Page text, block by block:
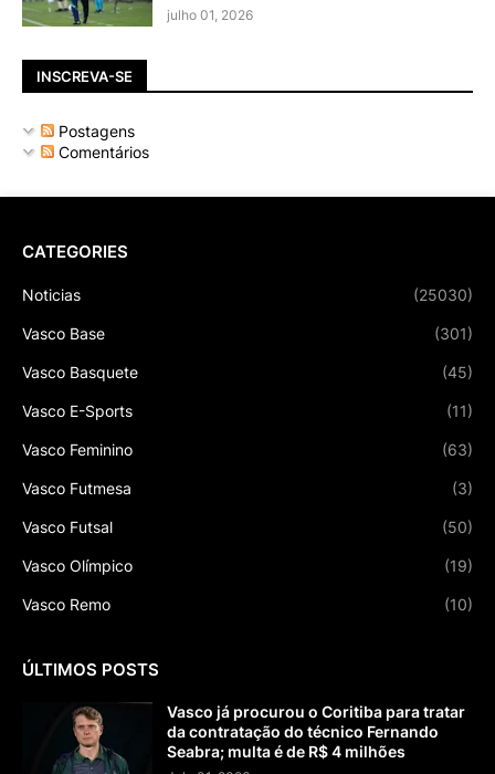
julho 01, 2026
INSCREVA-SE
Postagens
Comentários
CATEGORIES
Noticias (25030)
Vasco Base (301)
Vasco Basquete (45)
Vasco E-Sports (11)
Vasco Feminino (63)
Vasco Futmesa (3)
Vasco Futsal (50)
Vasco Olímpico (19)
Vasco Remo (10)
ÚLTIMOS POSTS
Vasco já procurou o Coritiba para tratar
da contratação do técnico Fernando
Seabra; multa é de R$ 4 milhões